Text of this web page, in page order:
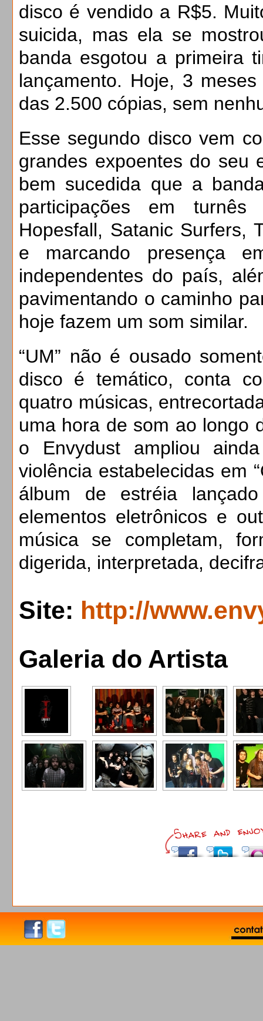
disco é vendido a R$5.
suicida, mas ela se
banda esgotou a primeira
lançamento. Hoje, 3
das 2.500 cópias, sem
Esse segundo disco vem
grandes expoentes do seu
bem sucedida que a
participações em
Hopesfall, Satanic Surfers,
e marcando presença
independentes do país,
pavimentando o caminho
hoje fazem um som similar.
“UM” não é ousado
disco é temático, conta
quatro músicas,
uma hora de som ao longo
o Envydust ampliou
violência estabelecidas em
álbum de estréia
elementos eletrônicos e
música se completam,
digerida, interpretada,
Site: http://
Galeria do Artista